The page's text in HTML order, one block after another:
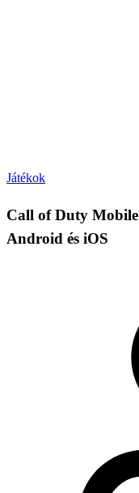
Játékok
Call of Duty Mobile
Android és iOS